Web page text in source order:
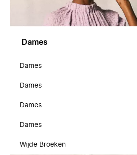
Dames
Dames
Dames
Dames
Dames
Wijde Broeken